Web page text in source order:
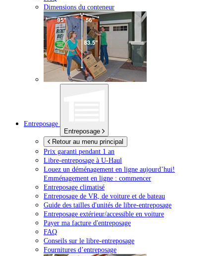
Dimensions du conteneur
Entreposage
Entreposage
Retour au menu principal
Prix garanti pendant 1 an
Libre-entreposage à U-Haul
Louez un déménagement en ligne aujourd’hui!
Emménagement en ligne : commencer
Entreposage climatisé
Entreposage de VR, de voiture et de bateau
Guide des tailles d'unités de libre-entreposage
Entreposage extérieur/accessible en voiture
Payer ma facture d'entreposage
FAQ
Conseils sur le libre-entreposage
Fournitures d’entreposage